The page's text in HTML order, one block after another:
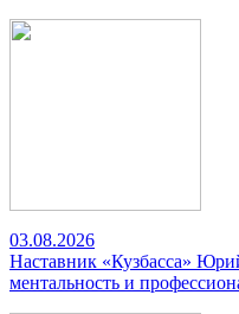
03.08.2026
Наставник «Кузбасса»
ментальность и